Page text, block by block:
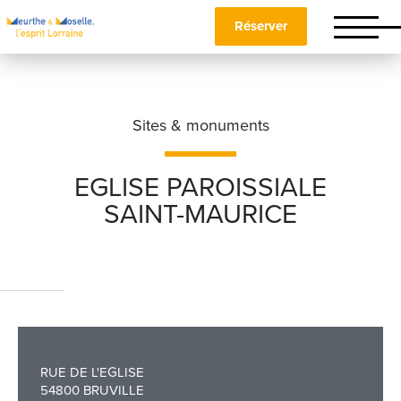
Réserver
Sites & monuments
EGLISE PAROISSIALE
SAINT-MAURICE
RUE DE L'EGLISE
54800 BRUVILLE
Téléphone